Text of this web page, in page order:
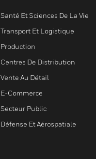
Santé Et Sciences De La Vie
Transport Et Logistique
Production
Centres De Distribution
Vente Au Détail
E-Commerce
Secteur Public
Défense Et Aérospatiale